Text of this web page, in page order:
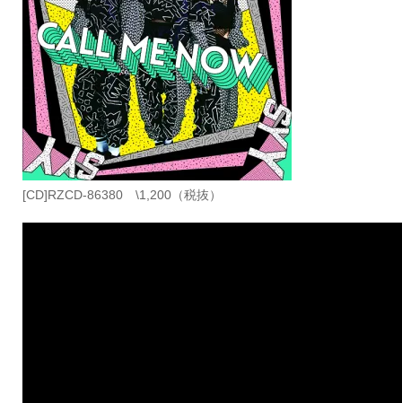
[CD]RZCD-86380 \1,200（税抜）